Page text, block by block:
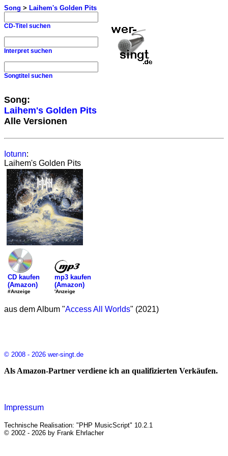
Song > Laihem's Golden Pits
CD-Titel suchen
Interpret suchen
Songtitel suchen
Song:
Laihem's Golden Pits
Alle Versionen
Iotunn:
Laihem's Golden Pits
CD kaufen
(Amazon)
#Anzeige
mp3 kaufen
(Amazon)
'Anzeige
aus dem Album "Access All Worlds" (2021)
© 2008 - 2026 wer-singt.de
Als Amazon-Partner verdiene ich an qualifizierten Verkäufen.
Impressum
Technische Realisation: "PHP MusicScript" 10.2.1
© 2002 - 2026 by Frank Ehrlacher